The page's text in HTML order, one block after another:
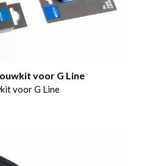
voor G Line
voor G Line